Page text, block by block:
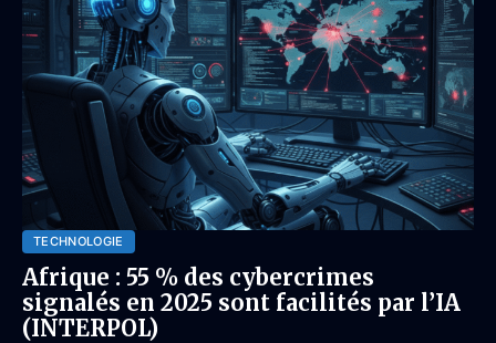
TECHNOLOGIE
Afrique : 55 % des cybercrimes
signalés en 2025 sont facilités par l’IA
(INTERPOL)